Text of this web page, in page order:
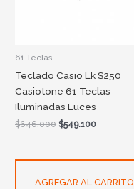
61 Teclas
Teclado Casio Lk S250
Casiotone 61 Teclas
Iluminadas Luces
$646.000 $549.100
AGREGAR AL CARRITO